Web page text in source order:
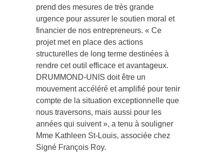
prend des mesures de très grande
urgence pour assurer le soutien moral et
financier de nos entrepreneurs. « Ce
projet met en place des actions
structurelles de long terme destinées à
rendre cet outil efficace et avantageux.
DRUMMOND-UNIS doit être un
mouvement accéléré et amplifié pour tenir
compte de la situation exceptionnelle que
nous traversons, mais aussi pour les
années qui suivent », a tenu à souligner
Mme Kathleen St-Louis, associée chez
Signé François Roy.